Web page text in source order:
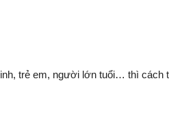
trẻ em, người lớn tuổi… thì cách